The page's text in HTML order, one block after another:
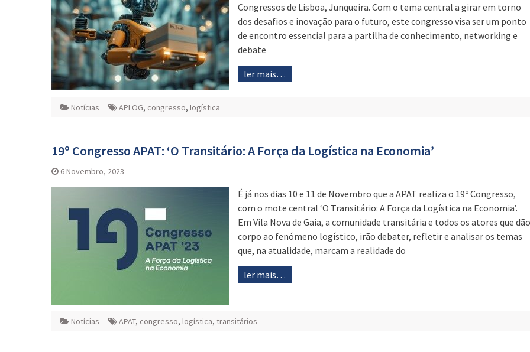
Congressos de Lisboa, Junqueira. Com o tema central a girar em torno
dos desafios e inovação para o futuro, este congresso visa ser um ponto
de encontro essencial para a partilha de conhecimento, networking e
debate
ler mais…
Notícias APLOG, congresso, logística
19º Congresso APAT: ‘O Transitário: A Força da Logística na Economia’
6 Novembro, 2023
É já nos dias 10 e 11 de Novembro que a APAT realiza o 19º Congresso,
com o mote central ‘O Transitário: A Força da Logística na Economia’.
Em Vila Nova de Gaia, a comunidade transitária e todos os atores que dão
corpo ao fenómeno logístico, irão debater, refletir e analisar os temas
que, na atualidade, marcam a realidade do
ler mais…
Notícias APAT, congresso, logística, transitários